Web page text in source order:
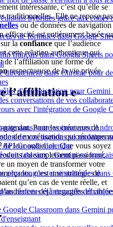
hybrides grâce aux codes
de formules dans Google
français dans Google Sheets
directement dans Chrome pour
d'administration pour Gemini
conversations de vos
avec l'intégration de Google
dans votre voiture avec
de vos agendas secondaires
Google Calendar
en tableaux : Gemini en
plus longues et simultanées
réalistes et interactifs
Classroom dans Gemini
intéressante, c’est qu’elle se
traditionnelles. Elle ne repose pas
ou de données de navigation
efficacité est entièrement basée
la confiance que l’audience
cette relation authentique qui
de l’affiliation une forme de
respectueuse de la vie privée.
l’affiliation e-
Pour les créateurs de
de monétisation qui
leur audience. Que vous soyez
ou simplement passionné,
un moyen de transformer votre
c’est une stratégie de
qu’en cas de vente réelle, et
déjà engagées et